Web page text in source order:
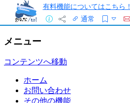
有料機能についてはこちら！
通常